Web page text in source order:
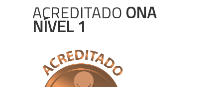
ACREDITADO ONA
NÍVEL 1